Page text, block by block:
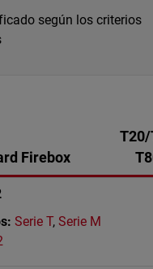
según los criterios
Firebox
Serie T, Serie M